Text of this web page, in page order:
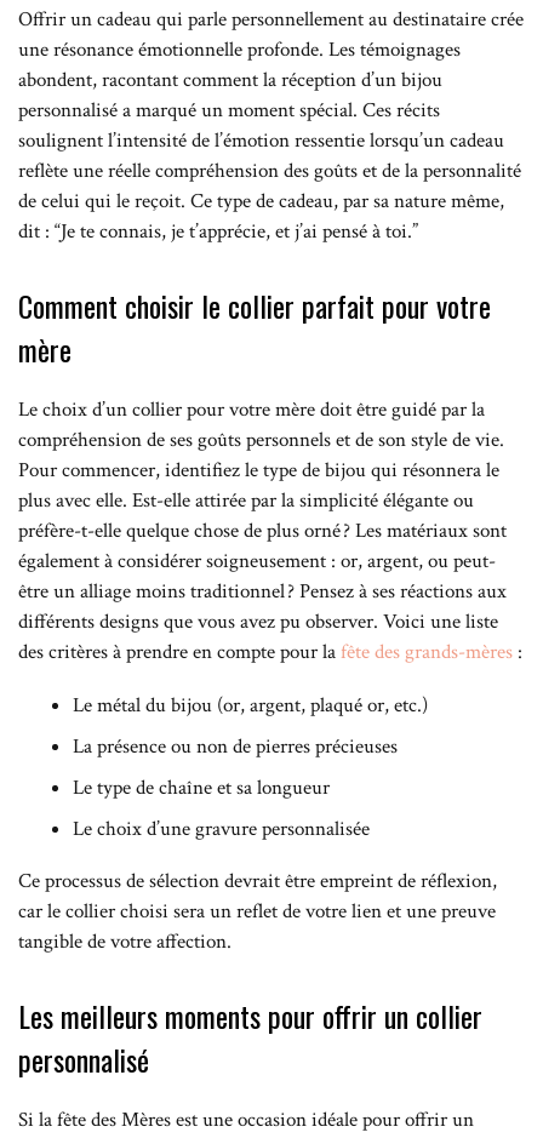
Offrir un cadeau qui parle personnellement au destinataire crée
une résonance émotionnelle profonde. Les témoignages
abondent, racontant comment la réception d’un bijou
personnalisé a marqué un moment spécial. Ces récits
soulignent l’intensité de l’émotion ressentie lorsqu’un cadeau
reflète une réelle compréhension des goûts et de la personnalité
de celui qui le reçoit. Ce type de cadeau, par sa nature même,
dit : “Je te connais, je t’apprécie, et j’ai pensé à toi.”
Comment choisir le collier parfait pour votre
mère
Le choix d’un collier pour votre mère doit être guidé par la
compréhension de ses goûts personnels et de son style de vie.
Pour commencer, identifiez le type de bijou qui résonnera le
plus avec elle. Est-elle attirée par la simplicité élégante ou
préfère-t-elle quelque chose de plus orné ? Les matériaux sont
également à considérer soigneusement : or, argent, ou peut-
être un alliage moins traditionnel ? Pensez à ses réactions aux
différents designs que vous avez pu observer. Voici une liste
des critères à prendre en compte pour lafête des grands-mères :
Le métal du bijou (or, argent, plaqué or, etc.)
La présence ou non de pierres précieuses
Le type de chaîne et sa longueur
Le choix d’une gravure personnalisée
Ce processus de sélection devrait être empreint de réflexion,
car le collier choisi sera un reflet de votre lien et une preuve
tangible de votre affection.
Les meilleurs moments pour offrir un collier
personnalisé
Si la fête des Mères est une occasion idéale pour offrir un